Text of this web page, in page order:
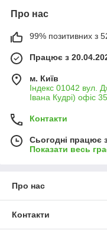
Про нас
99% позитивних з
Працює з
м. Київ
Індекс 01042 вул.
Івана Кудрі) офіс
Контакти
Сьогодні працює
Показати весь
Про нас
Контакти